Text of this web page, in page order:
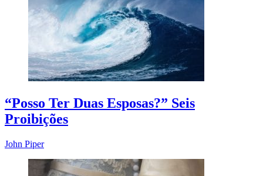
“Posso Ter Duas Esposas?” Seis
Proibições
John Piper